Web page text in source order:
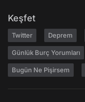
Keşfet
Twitter Deprem
Günlük Burç Yorumları
Bugün Ne Pişirsem